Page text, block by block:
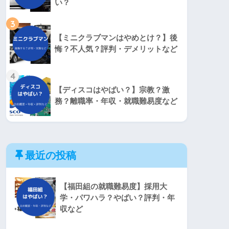
い？
3
【ミニクラブマンはやめとけ？】後
悔？不人気？評判・デメリットなど
4
【ディスコはやばい？】宗教？激
務？離職率・年収・就職難易度など
最近の投稿
【福田組の就職難易度】採用大
学・パワハラ？やばい？評判・年
収など